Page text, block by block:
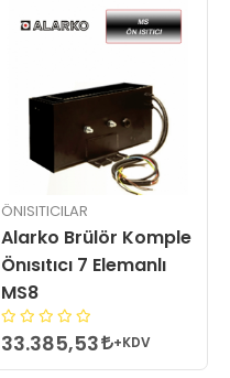
ÖNISITICILAR
Alarko Brülör Komple
Önısıtıcı 7 Elemanlı
MS8
33.385,53 +KDV